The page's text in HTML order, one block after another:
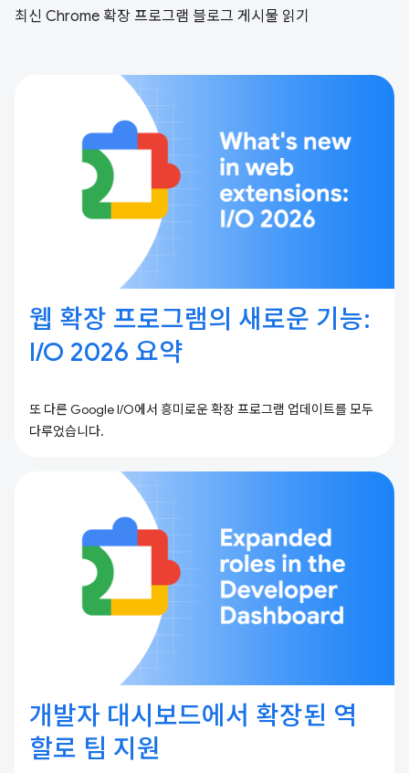
최신 Chrome 확장 프로그램 블로그 게시물 읽기
웹 확장 프로그램의 새로운 기능:
I / O 2026 요약
또 다른 Google I/O에서 흥미로운 확장 프로그램 업데이트를 모두
다루었습니다.
개발자 대시보드에서 확장된 역
할로 팀 지원